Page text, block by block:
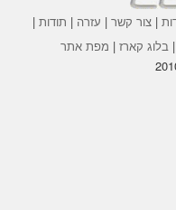
|צור קשר | עזרה | תודות |
| בלוג קארז | מפת אתר